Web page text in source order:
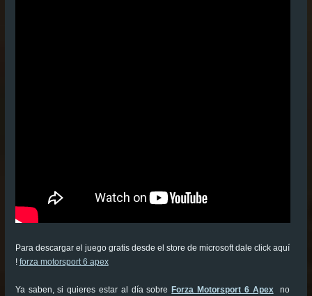
Para descargar el juego gratis desde el store de microsoft dale click aquí
! forza motorsport 6 apex
Ya saben, si quieres estar al día sobreForza Motorsport 6 Apexno